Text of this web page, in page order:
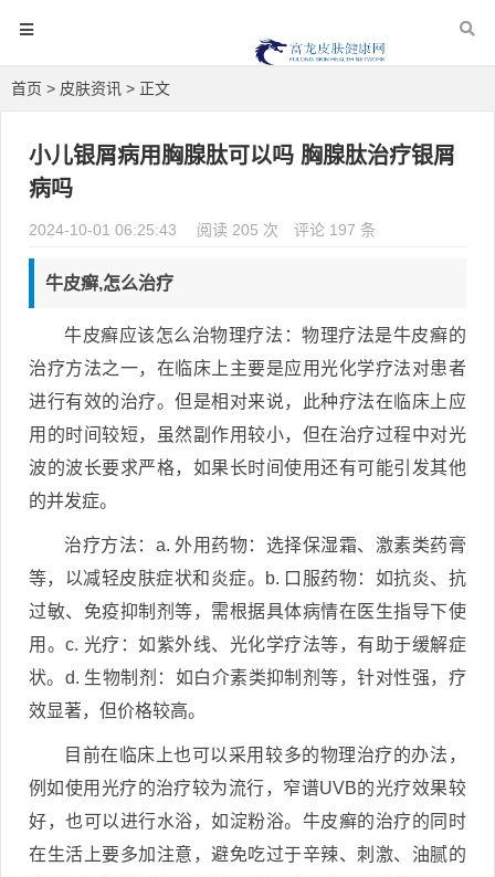
首页 > 皮肤资讯 > 正文
小儿银屑病用胸腺肽可以吗 胸腺肽治疗银屑
病吗
2024-10-01 06:25:43 阅读 205 次 评论 197 条
牛皮癣,怎么治疗
牛皮癣应该怎么治物理疗法：物理疗法是牛皮癣的
治疗方法之一，在临床上主要是应用光化学疗法对患者
进行有效的治疗。但是相对来说，此种疗法在临床上应
用的时间较短，虽然副作用较小，但在治疗过程中对光
波的波长要求严格，如果长时间使用还有可能引发其他
的并发症。
治疗方法：a. 外用药物：选择保湿霜、激素类药膏
等，以减轻皮肤症状和炎症。b. 口服药物：如抗炎、抗
过敏、免疫抑制剂等，需根据具体病情在医生指导下使
用。c. 光疗：如紫外线、光化学疗法等，有助于缓解症
状。d. 生物制剂：如白介素类抑制剂等，针对性强，疗
效显著，但价格较高。
目前在临床上也可以采用较多的物理治疗的办法，
例如使用光疗的治疗较为流行，窄谱UVB的光疗效果较
好，也可以进行水浴，如淀粉浴。牛皮癣的治疗的同时
在生活上要多加注意，避免吃过于辛辣、刺激、油腻的